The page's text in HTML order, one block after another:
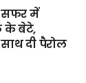
में
के बेटे,
दी पैरोल